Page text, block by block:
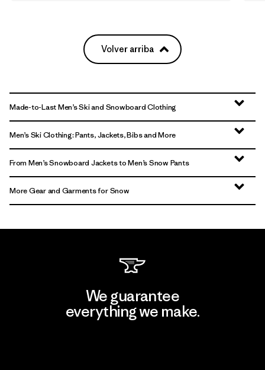
Volver arriba
Made-to-Last Men’s Ski and Snowboard Clothing
Men’s Ski Clothing: Pants, Jackets, Bibs and More
From Men’s Snowboard Jackets to Men’s Snow Pants
More Gear and Garments for Snow
We guarantee
everything we make.